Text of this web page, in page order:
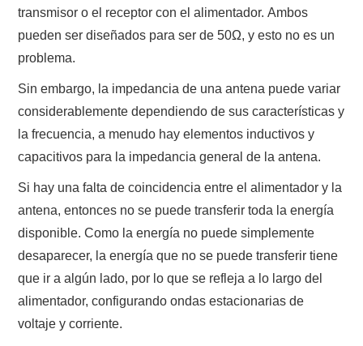
transmisor o el receptor con el alimentador. Ambos
pueden ser diseñados para ser de 50Ω, y esto no es un
problema.
Sin embargo, la impedancia de una antena puede variar
considerablemente dependiendo de sus características y
la frecuencia, a menudo hay elementos inductivos y
capacitivos para la impedancia general de la antena.
Si hay una falta de coincidencia entre el alimentador y la
antena, entonces no se puede transferir toda la energía
disponible. Como la energía no puede simplemente
desaparecer, la energía que no se puede transferir tiene
que ir a algún lado, por lo que se refleja a lo largo del
alimentador, configurando ondas estacionarias de
voltaje y corriente.